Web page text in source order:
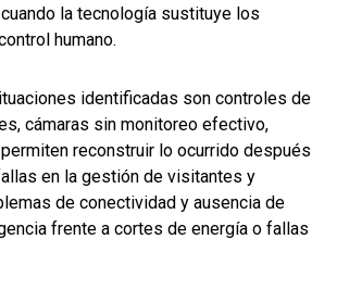
la tecnología sustituye los
humano.
identificadas son controles de
cámaras sin monitoreo efectivo,
reconstruir lo ocurrido después
en la gestión de visitantes y
de conectividad y ausencia de
frente a cortes de energía o fallas